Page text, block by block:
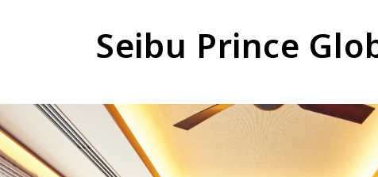
Seibu Prince